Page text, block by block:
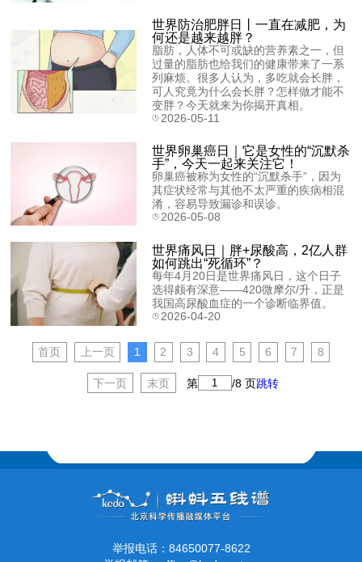
世界防治肥胖日丨一直在减肥，为
何还是越来越胖？
脂肪，人体不可或缺的营养素之一，但
过量的脂肪也给我们的健康带来了一系
列麻烦。很多人认为，多吃就会长胖，
可人究竟为什么会长胖？怎样做才能不
变胖？今天就来为你揭开真相。
2026-05-11
世界卵巢癌日｜它是女性的“沉默杀
手”，今天一起来关注它！
卵巢癌被称为女性的“沉默杀手”，因为
其症状经常与其他不太严重的疾病相混
淆，容易导致漏诊和误诊。
2026-05-08
世界痛风日｜胖+尿酸高，2亿人群
如何跳出“死循环”？
每年4月20日是世界痛风日，这个日子
选得颇有深意——420微摩尔/升，正是
我国高尿酸血症的一个诊断临界值。
2026-04-20
首页 上一页 1 2 3 4 5 6 7 8
下一页 末页 第 /8页跳转
举报电话：84650077-8622